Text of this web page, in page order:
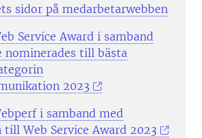
sidor på medarbetarwebben
Service Award i samband
nominerades till bästa
2023
i samband med
Web Service Award 2023